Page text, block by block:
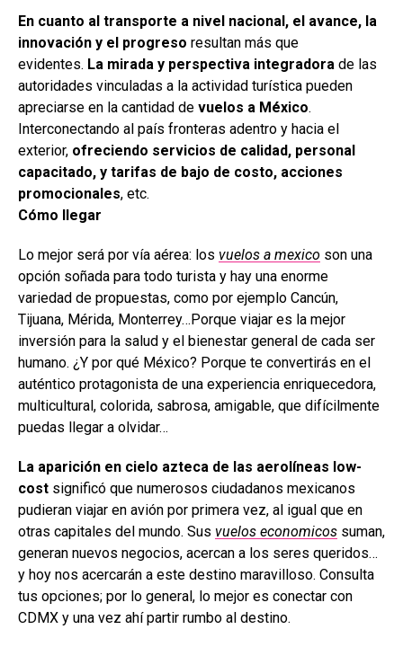
En cuanto al transporte a nivel nacional, el avance, la
innovación y el progreso resultan más que
evidentes. La mirada y perspectiva integradora de las
autoridades vinculadas a la actividad turística pueden
apreciarse en la cantidad de vuelos a México.
Interconectando al país fronteras adentro y hacia el
exterior, ofreciendo servicios de calidad, personal
capacitado, y tarifas de bajo de costo, acciones
promocionales, etc.
Cómo llegar
Lo mejor será por vía aérea: los vuelos a mexico son una
opción soñada para todo turista y hay una enorme
variedad de propuestas, como por ejemplo Cancún,
Tijuana, Mérida, Monterrey…Porque viajar es la mejor
inversión para la salud y el bienestar general de cada ser
humano. ¿Y por qué México? Porque te convertirás en el
auténtico protagonista de una experiencia enriquecedora,
multicultural, colorida, sabrosa, amigable, que difícilmente
puedas llegar a olvidar…
La aparición en cielo azteca de las aerolíneas low-
cost significó que numerosos ciudadanos mexicanos
pudieran viajar en avión por primera vez, al igual que en
otras capitales del mundo. Sus vuelos economicos suman,
generan nuevos negocios, acercan a los seres queridos…
y hoy nos acercarán a este destino maravilloso. Consulta
tus opciones; por lo general, lo mejor es conectar con
CDMX y una vez ahí partir rumbo al destino.